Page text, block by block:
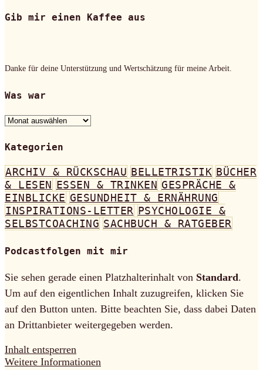
Gib mir einen Kaffee aus
Danke für deine Unterstützung und Wertschätzung für meine Arbeit.
Was war
Was
Kategorien
ARCHIV & RÜCKSCHAU BELLETRISTIK BÜCHER
& LESEN ESSEN & TRINKEN GESPRÄCHE &
EINBLICKE GESUNDHEIT & ERNÄHRUNG
INSPIRATIONS-LETTER PSYCHOLOGIE &
SELBSTCOACHING SACHBUCH & RATGEBER
Podcastfolgen mit mir
Sie sehen gerade einen Platzhalterinhalt von Standard.
Um auf den eigentlichen Inhalt zuzugreifen, klicken Sie
auf den Button unten. Bitte beachten Sie, dass dabei Daten
an Drittanbieter weitergegeben werden.
Inhalt entsperren
Weitere Informationen